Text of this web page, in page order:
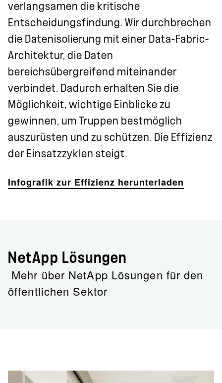
verlangsamen die kritische
Entscheidungsfindung. Wir durchbrechen
die Datenisolierung mit einer Data-Fabric-
Architektur, die Daten
bereichsübergreifend miteinander
verbindet. Dadurch erhalten Sie die
Möglichkeit, wichtige Einblicke zu
gewinnen, um Truppen bestmöglich
auszurüsten und zu schützen. Die Effizienz
der Einsatzzyklen steigt.
Infografik zur Effizienz herunterladen
NetApp Lösungen
Mehr über NetApp Lösungen für den
öffentlichen Sektor